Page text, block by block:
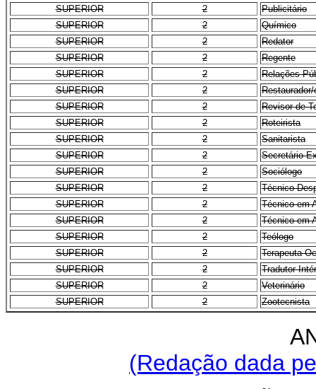
SUPERIOR
2
Publicitário
SUPERIOR
2
Químico
SUPERIOR
2
Redator
SUPERIOR
2
Regente
SUPERIOR
2
Relações
SUPERIOR
2
SUPERIOR
2
Revisor de
SUPERIOR
2
Roteirista
SUPERIOR
2
Sanitarista
SUPERIOR
2
Secretário
SUPERIOR
2
Sociólogo
SUPERIOR
2
Técnico
SUPERIOR
2
Técnico em
SUPERIOR
2
Técnico em
SUPERIOR
2
Teólogo
SUPERIOR
2
Terapeuta
SUPERIOR
2
Tradutor
SUPERIOR
2
Veterinário
SUPERIOR
2 Zootecnista
(Redação dada